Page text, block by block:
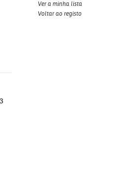
Ver a minha lista
Voltar ao registo